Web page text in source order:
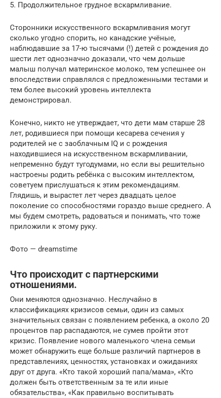
5. Продолжительное грудное вскармливание.
Сторонники искусственного вскармливания могут
сколько угодно спорить, но канадские учёные,
наблюдавшие за 17-ю тысячами (!) детей с рождения до
шести лет однозначно доказали, что чем дольше
малыш получал материнское молоко, тем успешнее он
впоследствии справлялся с предложенными тестами и
тем более высокий уровень интеллекта
демонстрировал.
Конечно, никто не утверждает, что дети мам старше 28
лет, родившиеся при помощи кесарева сечения у
родителей не с заоблачным IQ и с рождения
находившиеся на искусственном вскармливании,
непременно будут тугодумами, но если вы решительно
настроены родить ребёнка с высоким интеллектом,
советуем прислушаться к этим рекомендациям.
Глядишь, и вырастет лет через двадцать целое
поколение со способностями гораздо выше среднего. А
мы будем смотреть, радоваться и понимать, что тоже
приложили к этому руку.
Фото — dreamstime
Что происходит с партнерскими
отношениями.
Они меняются однозначно. Неслучайно в
классификациях кризисов семьи, один из самых
значительных связан с появлением ребенка, а около 20
процентов пар распадаются, не сумев пройти этот
кризис. Появление нового маленького члена семьи
может обнаружить еще больше различий партнеров в
представлениях, ценностях, установках и ожиданиях
друг от друга. «Кто такой хороший папа/мама», «Кто
должен быть ответственным за те или иные
обязательства», «Как правильно воспитывать